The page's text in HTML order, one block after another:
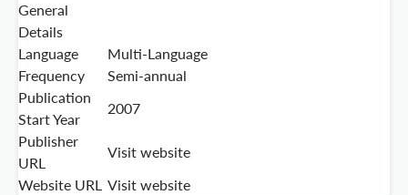
General
Details
Language
Multi-Language
Frequency
Semi-annual
Publication
Start Year
2007
Publisher
URL
Visit website
Website URL Visit website